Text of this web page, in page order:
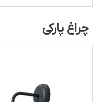
چراغ پارکی